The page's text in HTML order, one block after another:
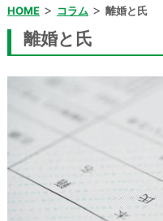
HOME> コラム > 離婚と氏
離婚と氏